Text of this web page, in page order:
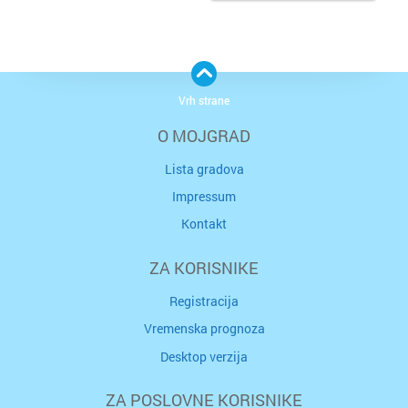
O MOJGRAD
Lista gradova
Impressum
Kontakt
ZA KORISNIKE
Registracija
Vremenska prognoza
Desktop verzija
ZA POSLOVNE KORISNIKE
Vrh strane